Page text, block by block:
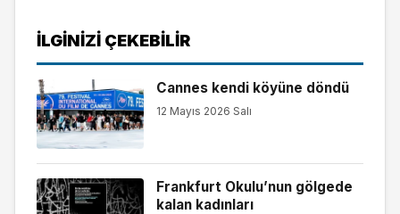
İLGINIZI ÇEKEBILIR
Cannes kendi köyüne döndü
12 Mayıs 2026 Salı
Frankfurt Okulu’nun gölgede
kalan kadınları